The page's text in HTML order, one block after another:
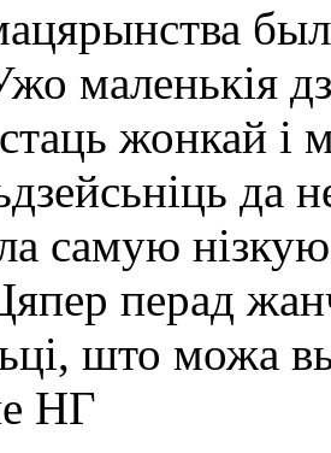
маленькія
жонкай і
да
самую
перад
што можа
НГ